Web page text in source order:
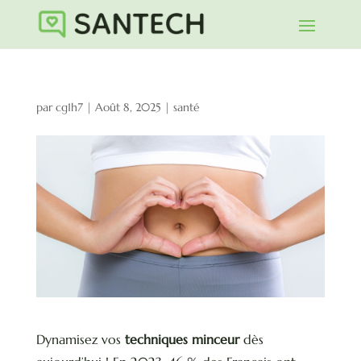
parcg1h7| Août 8, 2025 | santé
Dynamisez vos techniques minceurdès